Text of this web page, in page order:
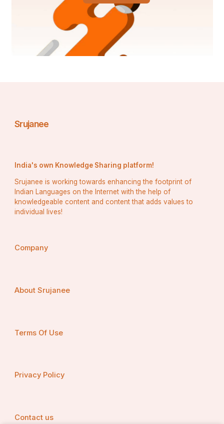
ଟିକିଏ ବଞ୍ଚେଇଲୁ ବେଶି ତୁ ମାରିଦେଲୁ
ଟିକିଏ ବଞ୍ଚେଇଲୁ ବେଶି ତୁ ମାରିଦେଲୁ
ଲୋ...ହୋ….କୋଉ ସୁଖ ମିଳିଗଲା ତୋତେ
ଟିକିଏ ବଞ୍ଚେଇଲୁ ବେଶି ତୁ ମାରିଦେଲୁ
ଲୋ...ହୋ….କୋଉ ସୁଖ ମିଳିଗଲା ତୋତେ
Srujanee
India's own Knowledge Sharing platform!
Srujanee is working towards enhancing the footprint of
Indian Languages on the Internet with the help of
knowledgeable content and content that adds values to
individual lives!
Company
About Srujanee
Terms Of Use
Privacy Policy
Contact us